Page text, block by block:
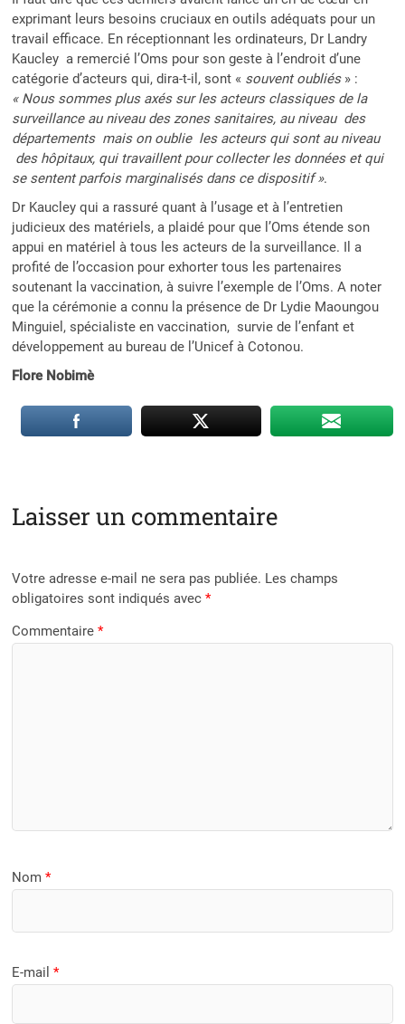
exprimant leurs besoins cruciaux en outils adéquats pour un
travail efficace. En réceptionnant les ordinateurs, Dr Landry
Kaucley a remercié l’Oms pour son geste à l’endroit d’une
catégorie d’acteurs qui, dira-t-il, sont « souvent oubliés» :
« Nous sommes plus axés sur les acteurs classiques de la
surveillance au niveau des zones sanitaires, au niveau des
départements mais on oublie les acteurs qui sont au niveau
des hôpitaux, qui travaillent pour collecter les données et qui
se sentent parfois marginalisés dans ce dispositif ».
Dr Kaucley qui a rassuré quant à l’usage et à l’entretien
judicieux des matériels, a plaidé pour que l’Oms étende son
appui en matériel à tous les acteurs de la surveillance. Il a
profité de l’occasion pour exhorter tous les partenaires
soutenant la vaccination, à suivre l’exemple de l’Oms. A noter
que la cérémonie a connu la présence de Dr Lydie Maoungou
Minguiel, spécialiste en vaccination, survie de l’enfant et
développement au bureau de l’Unicef à Cotonou.
Flore Nobimè
Laisser un commentaire
Votre adresse e-mail ne sera pas publiée. Les champs
obligatoires sont indiqués avec*
Commentaire*
Nom*
E-mail*